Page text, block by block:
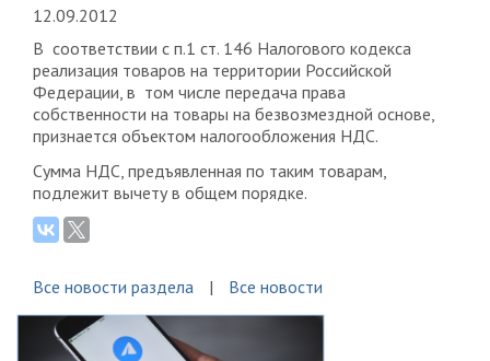
12.09.2012
В соответствии с п.1 ст. 146 Налогового кодекса
реализация товаров на территории Российской
Федерации, в том числе передача права
собственности на товары на безвозмездной основе,
признается объектом налогообложения НДС.
Сумма НДС, предъявленная по таким товарам,
подлежит вычету в общем порядке.
Все новости раздела Все новости